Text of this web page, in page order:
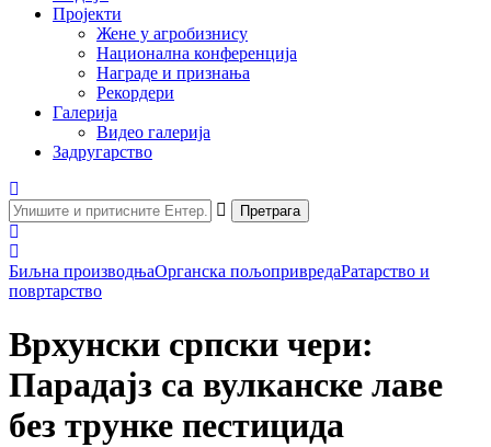
Пројекти
Жене у агробизнису
Национална конференција
Награде и признања
Рекордери
Галерија
Видео галерија
Задругарство
Претрага
Биљна производњаОрганска пољопривредаРатарство и
повртарство
Врхунски српски чери:
Парадајз са вулканске лаве
без трунке пестицида